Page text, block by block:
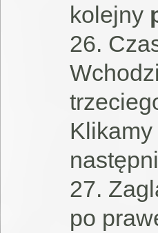
kolejny
26.
27.
po